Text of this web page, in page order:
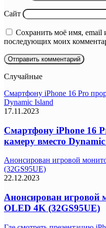
Сайт
Сохранить моё имя, email
последующих моих
Случайные
Смартфону iPhone 16 Pro
Dynamic Island
17.11.2023
Смартфону iPhone 16
камеру вместо
Анонсирован игровой
(32GS95UE)
22.12.2023
Анонсирован игровой
OLED 4K (32GS95UE)